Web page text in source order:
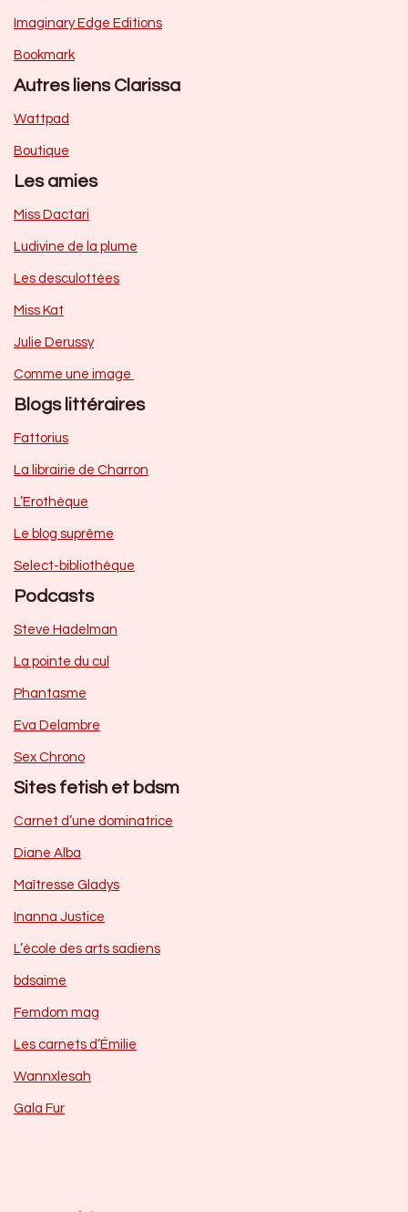
Imaginary Edge Editions
Bookmark
Autres liens Clarissa
Wattpad
Boutique
Les amies
Miss Dactari
Ludivine de la plume
Les desculottées
Miss Kat
Julie Derussy
Comme une image
Blogs littéraires
Fattorius
La librairie de Charron
L’Erothèque
Le blog suprême
Select-bibliothèque
Podcasts
Steve Hadelman
La pointe du cul
Phantasme
Eva Delambre
Sex Chrono
Sites fetish et bdsm
Carnet d’une dominatrice
Diane Alba
Maîtresse Gladys
Inanna Justice
L’école des arts sadiens
bdsaime
Femdom mag
Les carnets d’Émilie
Wannxlesah
Gala Fur